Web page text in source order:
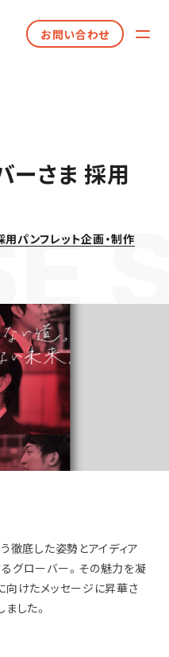
お問い合わせ
ーさま 採用
用パンフレット企画・制作
徹底した姿勢とアイディア
グローバー。その魅力を凝
向けたメッセージに昇華さ
した。